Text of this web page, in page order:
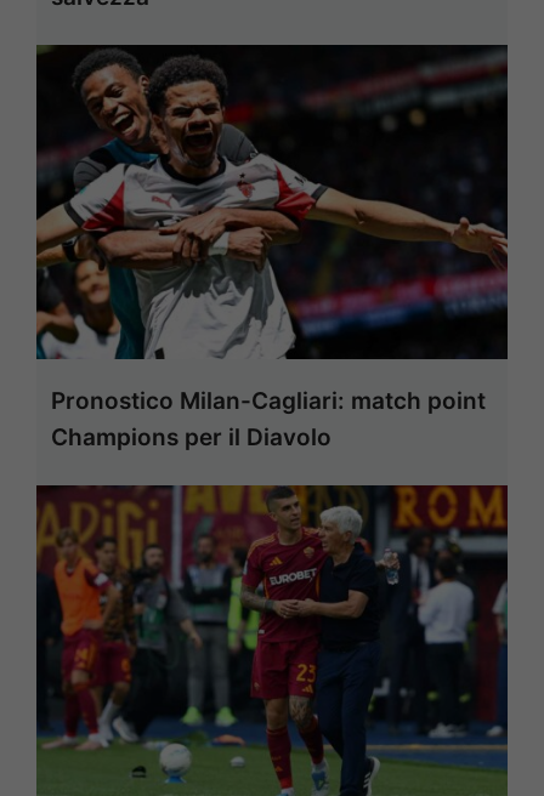
Pronostico Milan-Cagliari: match point
Champions per il Diavolo